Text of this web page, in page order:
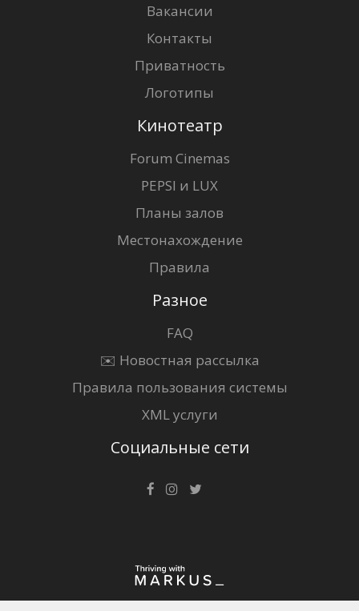
Вакансии
Контакты
Приватность
Логотипы
Кинотеатр
Forum Cinemas
PEPSI и LUX
Планы залов
Местонахождение
Правила
Разное
FAQ
✉️ Новостная рассылка
Правила пользования системы
XML услуги
Социальные сети